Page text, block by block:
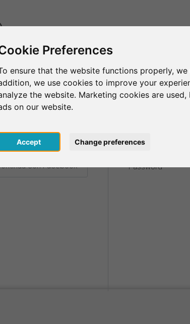
Preferences
ensure that the website functions properly, we
we use cookies to improve your
the website. Marketing cookies are
on our website.
Accept Change preferences
le tue credenziali.
Continua con Google
con Facebook Password*